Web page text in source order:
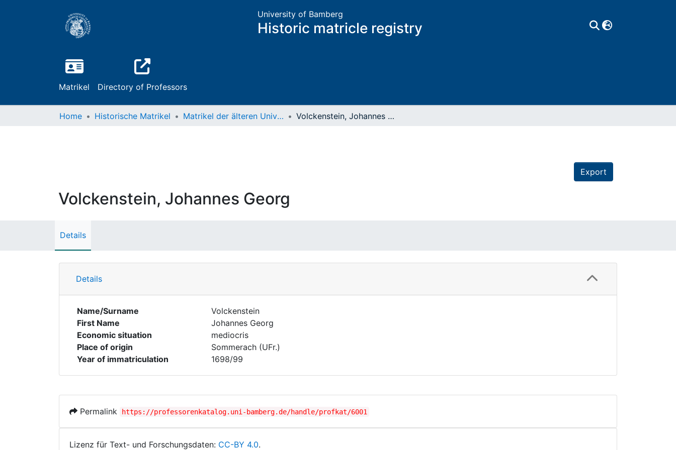
University of Bamberg
Historic matricle registry
Matrikel Directory of Professors
Home Historische Matrikel Matrikel der älteren Universität Volckenstein, Johannes Georg
Export
Volckenstein, Johannes Georg
Details
Details
Name/Surname
Volckenstein
First Name
Johannes Georg
Economic situation
mediocris
Place of origin
Sommerach (UFr.)
Year of immatriculation
1698/99
Permalink https://professorenkatalog.uni-bamberg.de/handle/profkat/6001
Lizenz für Text- und Forschungsdaten: CC-BY 4.0.